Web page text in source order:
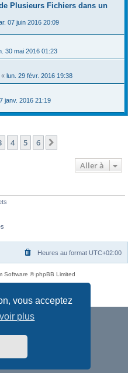
vous acceptez
plus
Plusieurs Fichiers dans un
07 juin 2016 20:09
30 mai 2016 01:23
« lun. 29 févr. 2016 19:38
janv. 2016 21:19
4 5 6
Aller à
Heures au format UTC+02:00
Software © phpBB Limited